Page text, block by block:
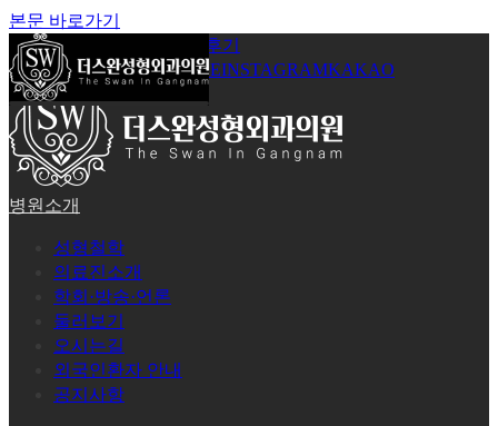
본문 바로가기
공지사항
시술후기
로그인회원가입YOUTUBEINSTAGRAMKAKAO
병원소개
성형철학
의료진소개
학회·방송·언론
둘러보기
오시는길
외국인환자 안내
공지사항